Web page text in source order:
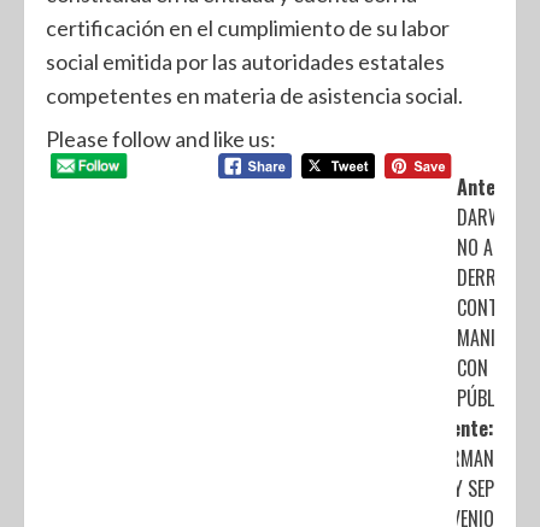
certificación en el cumplimiento de su labor
social emitida por las autoridades estatales
competentes en materia de asistencia social.
Please follow and like us:
Anterior:
DARWIN
NO ACEPTA
DERROTA;
CONTINUA
CON
PÚBLICOS
Siguiente:
FIRMAN
UNAM Y SEP
CONVENIO